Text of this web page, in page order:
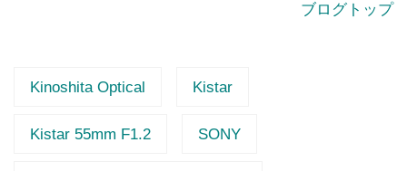
ブログトップ
Kinoshita Optical Kistar
Kistar 55mm F1.2 SONY